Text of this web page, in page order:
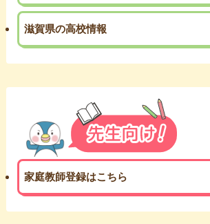
滋賀県の高校情報
家庭教師登録はこちら